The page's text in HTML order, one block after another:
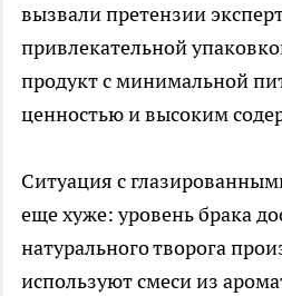
вызвали претензии
привлекательной
продукт с минимальной
ценностью и высоким
Ситуация с
еще хуже: уровень брака
натурального творога
используют смеси из